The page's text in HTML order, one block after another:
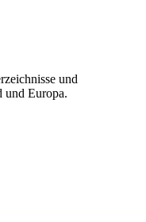
und
und Europa.